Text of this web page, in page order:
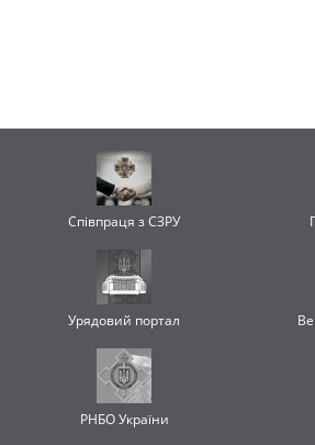
Співпраця з СЗРУ
Урядовий портал
РНБО України